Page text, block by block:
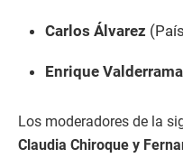
Carlos Álvarez
Enrique Valderrama
Los moderadores de la
Claudia Chiroque y